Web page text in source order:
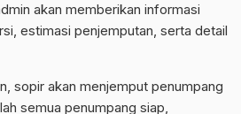
akan memberikan informasi
estimasi penjemputan, serta detail
sopir akan menjemput penumpang
semua penumpang siap,